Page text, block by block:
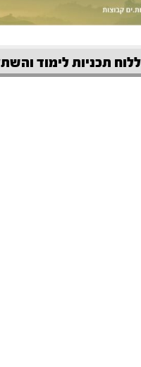
ללוח תכניות לימוד